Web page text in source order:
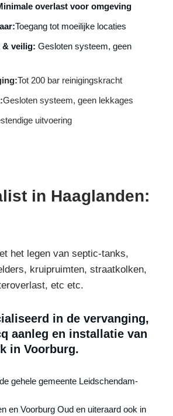
overlast voor omgeving
Toegang tot moeilijke locaties
& veilig: Gesloten systeem, geen
Tot 200 bar reinigingskracht
Gesloten systeem, geen lekkages
uitvoering
in Haaglanden:
het legen van septic-tanks,
kruipruimten, straatkolken,
etc etc.
in de vervanging,
aanleg en installatie van
in Voorburg.
gehele gemeente Leidschendam-
en Voorburg Oud en uiteraard ook in